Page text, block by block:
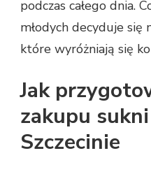
podczas całego dnia.
młodych decyduje
które wyróżniają się
Jak
zakupu
Szczecinie